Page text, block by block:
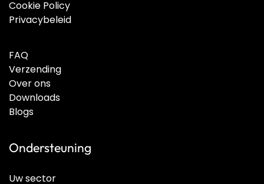
Cookie Policy
Privacybeleid
FAQ
Verzending
Over ons
Downloads
Blogs
Ondersteuning
Uw sector